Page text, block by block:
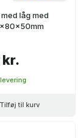
låg med
Tilføj til kurv